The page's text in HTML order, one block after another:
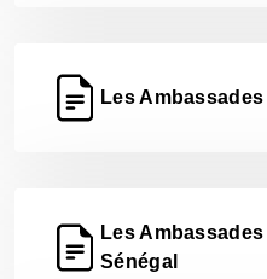
Les Ambassades
Les
Sénégal